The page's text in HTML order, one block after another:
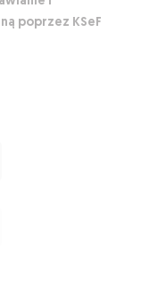
poprzez KSeF